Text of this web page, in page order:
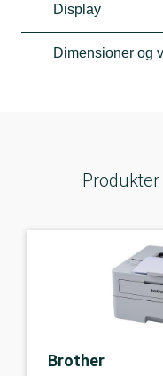
Display
Dimensioner og
Brother